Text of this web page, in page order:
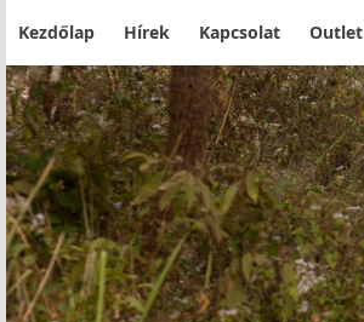
Kezdőlap Hírek Kapcsolat Outlet